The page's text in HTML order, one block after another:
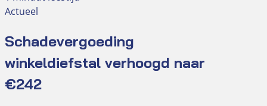
Actueel
Schadevergoeding
winkeldiefstal verhoogd naar
€242